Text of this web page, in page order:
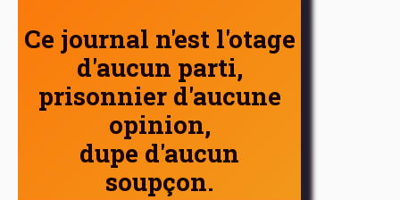
Ce journal n'est l'otage
d'aucun parti,
prisonnier d'aucune
opinion,
dupe d'aucun
soupçon.